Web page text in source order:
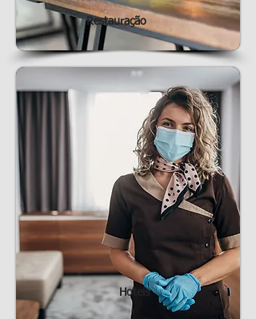
Restauração
Hoteis